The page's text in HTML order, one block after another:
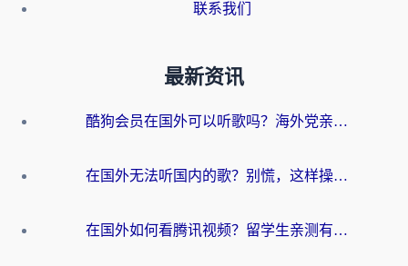
联系我们
最新资讯
酷狗会员在国外可以听歌吗？海外党亲测有效：3步解决音乐权限难题
在国外无法听国内的歌？别慌，这样操作就能畅听QQ音乐（附亲测加速器推荐）
在国外如何看腾讯视频？留学生亲测有效的回国加速方案